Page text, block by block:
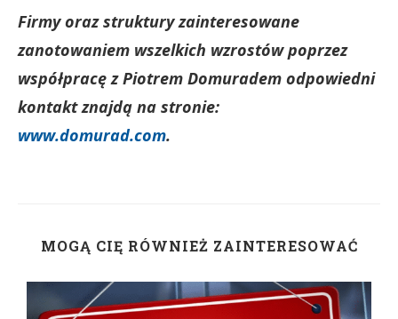
Firmy oraz struktury zainteresowane
zanotowaniem wszelkich wzrostów poprzez
współpracę z Piotrem Domuradem odpowiedni
kontakt znajdą na stronie:
www.domurad.com.
MOGĄ CIĘ RÓWNIEŻ ZAINTERESOWAĆ